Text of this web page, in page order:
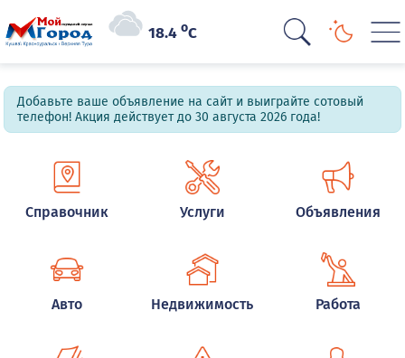
18.4oC
Добавьте ваше объявление на сайт и выиграйте сотовый
телефон! Акция действует до 30 августа 2026 года!
Справочник Услуги Объявления
Авто Недвижимость Работа